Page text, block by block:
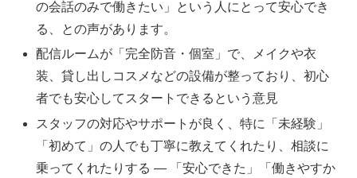
の会話のみで働きたい」という人にとって安心でき
る、との声があります。
配信ルームが「完全防音・個室」で、メイクや衣
装、貸し出しコスメなどの設備が整っており、初心
者でも安心してスタートできるという意見
スタッフの対応やサポートが良く、特に「未経験」
「初めて」の人でも丁寧に教えてくれたり、相談に
乗ってくれたりする — 「安心できた」「働きやすか